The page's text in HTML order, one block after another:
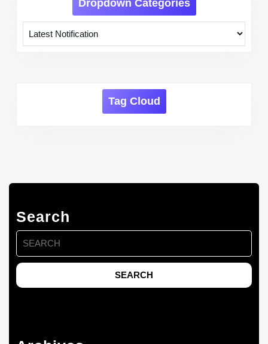
Dropdown Categories
Tag Cloud
Search
Search
for: